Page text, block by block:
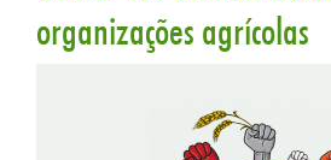
organizações agrícolas